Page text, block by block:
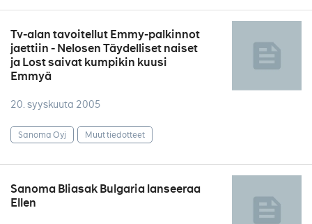
Tv-alan tavoitellut Emmy-palkinnot
jaettiin - Nelosen Täydelliset naiset
ja Lost saivat kumpikin kuusi
Emmyä
20. syyskuuta 2005
Sanoma Oyj Muut tiedotteet
Sanoma Bliasak Bulgaria lanseeraa
Ellen